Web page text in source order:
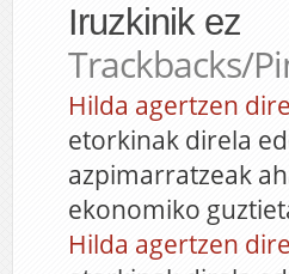
Iruzkinik ez
Trackbacks/
Hilda agertzen
etorkinak direla
azpimarratzeak
ekonomiko
Hilda agertzen